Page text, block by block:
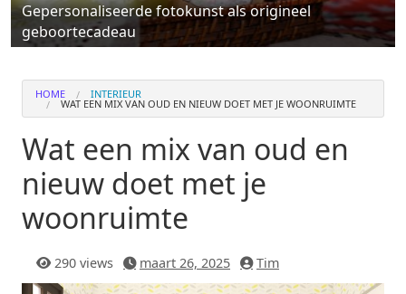
Gepersonaliseerde fotokunst als origineel
geboortecadeau
HOME INTERIEUR
WAT EEN MIX VAN OUD EN NIEUW DOET MET JE WOONRUIMTE
Wat een mix van oud en
nieuw doet met je
woonruimte
290 views maart 26, 2025 Tim